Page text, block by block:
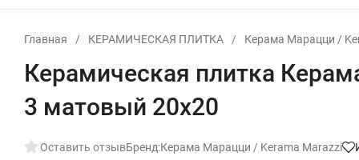
Главная / КЕРАМИЧЕСКАЯ ПЛИТКА / Керама Марацци /
Керамическая плитка
3 матовый 20x20
Оставить отзывБренд:Керама Марацци / Kerama Marazzi